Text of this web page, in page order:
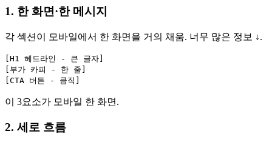
1. 한 화면·한 메시지
각 섹션이 모바일에서 한 화면을 거의 채움. 너무 많은 정보 ↓.
[H1 헤드라인 - 큰 글자]
[부가 카피 - 한 줄]
이 3요소가 모바일 한 화면.
2. 세로 흐름